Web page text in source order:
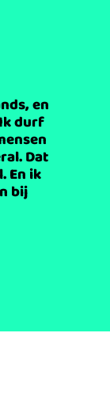
en
durf
Dat
En ik
bij